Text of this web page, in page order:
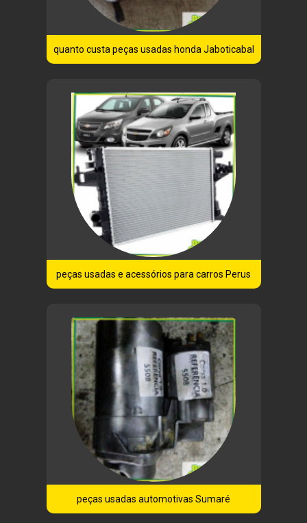
quanto custa peças usadas honda Jaboticabal
peças usadas e acessórios para carros Perus
peças usadas automotivas Sumaré